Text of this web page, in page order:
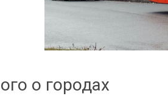
о городах